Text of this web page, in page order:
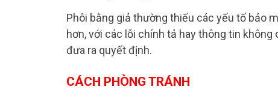
Phôi bằng giả thường thiếu các yếu tố bảo
hơn, với các lỗi chính tả hay thông tin
đưa ra quyết định.
CÁCH PHÒNG TRÁNH